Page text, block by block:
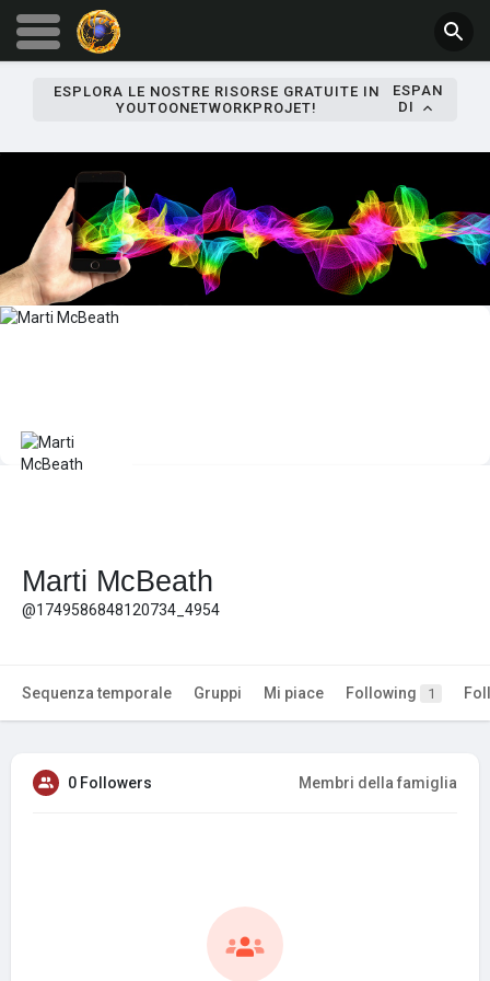
ESPLORA LE NOSTRE RISORSE GRATUITE IN
YOUTOONETWORKPROJET!
ESPAN
DI
Marti McBeath
@1749586848120734_4954
Sequenza temporale Gruppi Mi piace Following 1
0 Followers Membri della famiglia